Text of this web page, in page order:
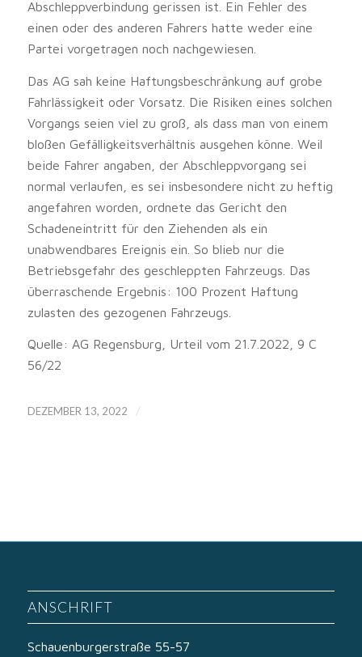
Abschleppverbindung gerissen ist. Ein Fehler des
einen oder des anderen Fahrers hatte weder eine
Partei vorgetragen noch nachgewiesen.
Das AG sah keine Haftungsbeschränkung auf grobe
Fahrlässigkeit oder Vorsatz. Die Risiken eines solchen
Vorgangs seien viel zu groß, als dass man von einem
bloßen Gefälligkeitsverhältnis ausgehen könne. Weil
beide Fahrer angaben, der Abschleppvorgang sei
normal verlaufen, es sei insbesondere nicht zu heftig
angefahren worden, ordnete das Gericht den
Schadeneintritt für den Ziehenden als ein
unabwendbares Ereignis ein. So blieb nur die
Betriebsgefahr des geschleppten Fahrzeugs. Das
überraschende Ergebnis: 100 Prozent Haftung
zulasten des gezogenen Fahrzeugs.
Quelle: AG Regensburg, Urteil vom 21.7.2022, 9 C
56/22
DEZEMBER 13, 2022 /
ANSCHRIFT
Schauenburgerstraße 55-57